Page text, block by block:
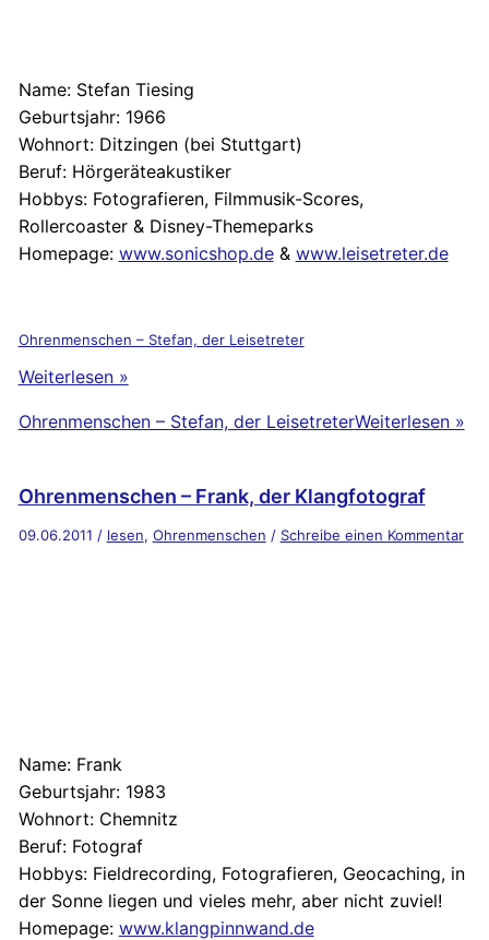
Name:Stefan Tiesing
Geburtsjahr:1966
Wohnort:Ditzingen (bei Stuttgart)
Beruf:Hörgeräteakustiker
Hobbys:Fotografieren, Filmmusik-Scores,
Rollercoaster & Disney-Themeparks
Homepage: www.sonicshop.de& www.leisetreter.de
Ohrenmenschen – Stefan, der Leisetreter
Weiterlesen »
Ohrenmenschen – Stefan, der LeisetreterWeiterlesen »
Ohrenmenschen – Frank, der Klangfotograf
09.06.2011 / lesen, Ohrenmenschen / Schreibe einen Kommentar
Name:Frank
Geburtsjahr:1983
Wohnort:Chemnitz
Beruf:Fotograf
Hobbys:Fieldrecording, Fotografieren, Geocaching, in
der Sonne liegen und vieles mehr, aber nicht zuviel!
Homepage: www.klangpinnwand.de